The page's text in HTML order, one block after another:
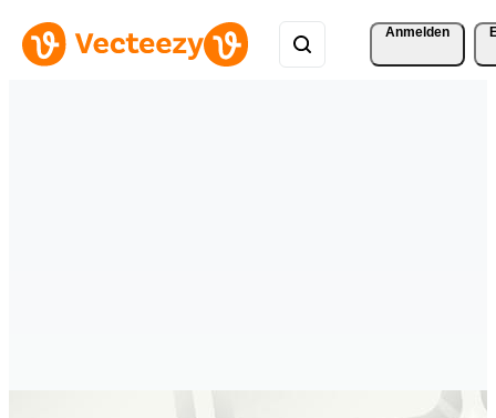
Anmelden